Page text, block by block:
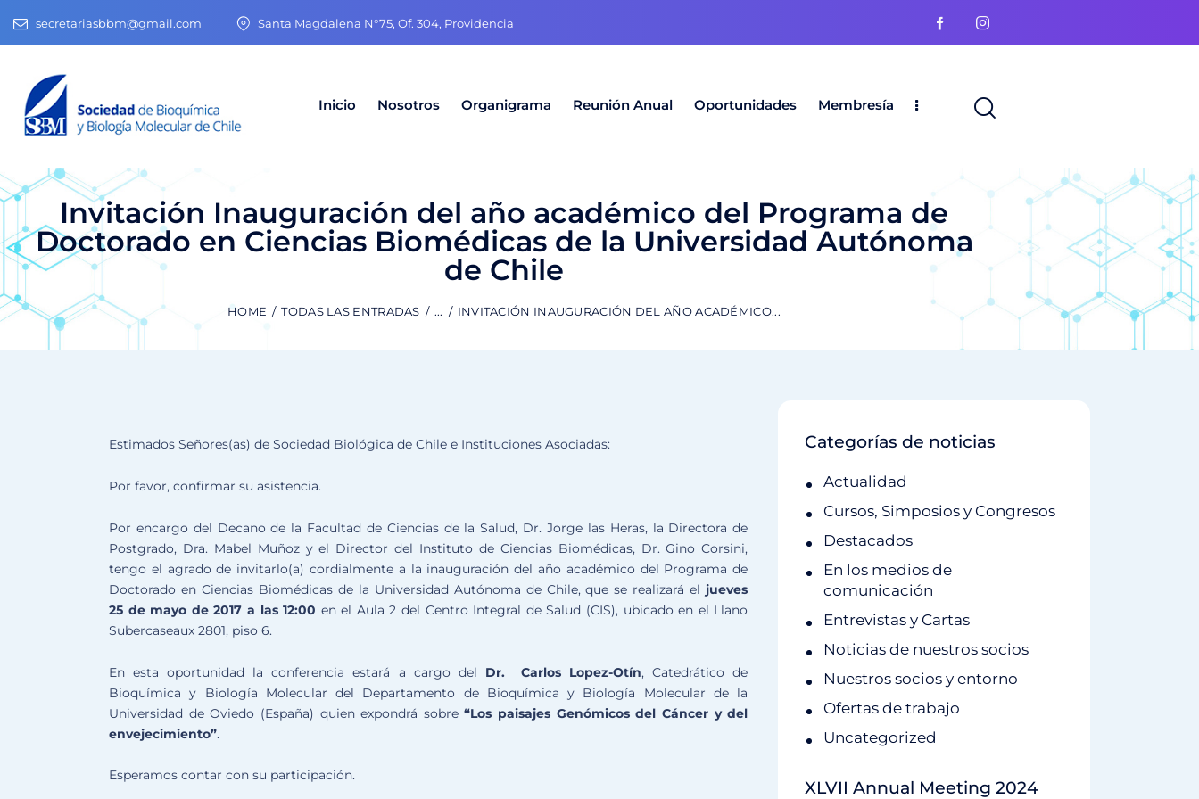
secretariasbbm@gmail.com Santa Magdalena N°75, Of. 304, Providencia
Inicio Nosotros Organigrama Reunión Anual Oportunidades Membresía
Invitación Inauguración del año académico del Programa de
Doctorado en Ciencias Biomédicas de la Universidad Autónoma
de Chile
HOME TODAS LAS ENTRADAS ... INVITACIÓN INAUGURACIÓN DEL AÑO ACADÉMICO...
Estimados Señores(as) de Sociedad Biológica de Chile e Instituciones Asociadas:
Por favor, confirmar su asistencia.
Por encargo del Decano de la Facultad de Ciencias de la Salud, Dr. Jorge las Heras, la Directora de
Postgrado, Dra. Mabel Muñoz y el Director del Instituto de Ciencias Biomédicas, Dr. Gino Corsini,
tengo el agrado de invitarlo(a) cordialmente a la inauguración del año académico del Programa de
Doctorado en Ciencias Biomédicas de la Universidad Autónoma de Chile, que se realizará el jueves
25 de mayo de 2017 a las 12:00 en el Aula 2 del Centro Integral de Salud (CIS), ubicado en el Llano
Subercaseaux 2801, piso 6.
En esta oportunidad la conferencia estará a cargo del Dr. Carlos Lopez-Otín, Catedrático de
Bioquímica y Biología Molecular del Departamento de Bioquímica y Biología Molecular de la
Universidad de Oviedo (España) quien expondrá sobre“Los paisajes Genómicos del Cáncer y del
envejecimiento”.
Esperamos contar con su participación.
Categorías de noticias
Actualidad
Cursos, Simposios y Congresos
Destacados
En los medios de
comunicación
Entrevistas y Cartas
Noticias de nuestros socios
Nuestros socios y entorno
Ofertas de trabajo
Uncategorized
XLVII Annual Meeting 2024